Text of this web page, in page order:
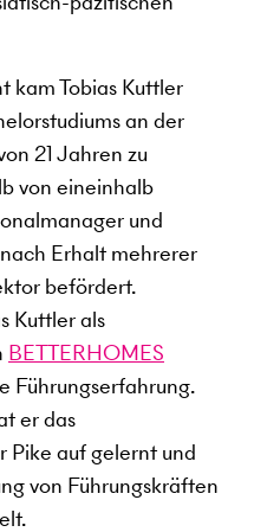
kam Tobias Kuttler
an der
21 Jahren zu
von eineinhalb
und
Erhalt mehrerer
befördert.
Kuttler als
BETTERHOMES
Führungserfahrung.
er das
Pike auf gelernt und
von Führungskräften